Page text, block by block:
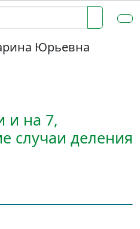
Юрьевна
и на 7,
случаи деления